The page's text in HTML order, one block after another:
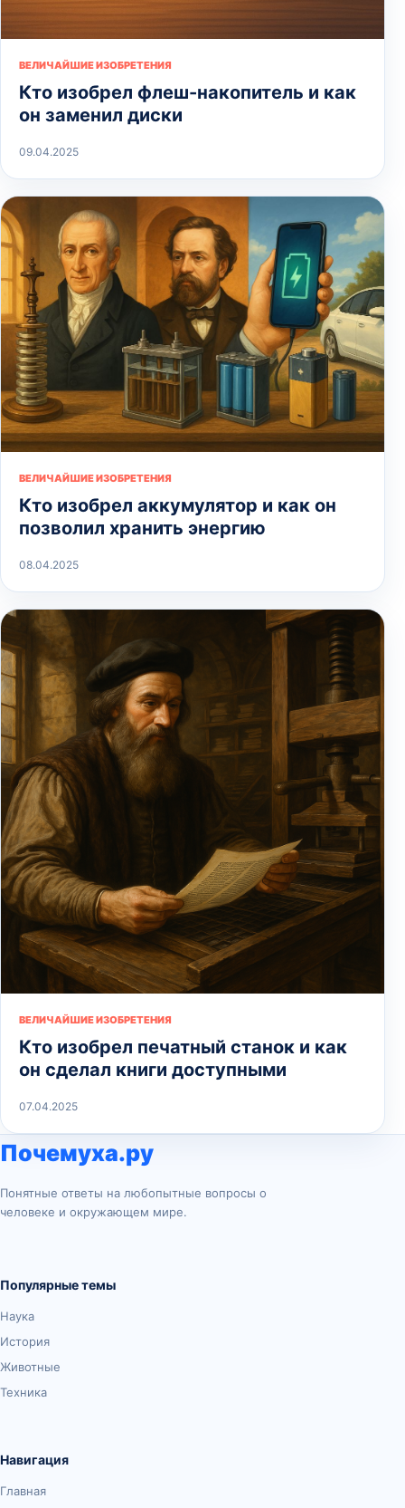
ВЕЛИЧАЙШИЕ ИЗОБРЕТЕНИЯ
Кто изобрел флеш-накопитель и как
он заменил диски
09.04.2025
ВЕЛИЧАЙШИЕ ИЗОБРЕТЕНИЯ
Кто изобрел аккумулятор и как он
позволил хранить энергию
08.04.2025
ВЕЛИЧАЙШИЕ ИЗОБРЕТЕНИЯ
Кто изобрел печатный станок и как
он сделал книги доступными
07.04.2025
Почемуха.ру
Понятные ответы на любопытные вопросы о
человеке и окружающем мире.
Популярные темы
Наука
История
Животные
Техника
Навигация
Главная